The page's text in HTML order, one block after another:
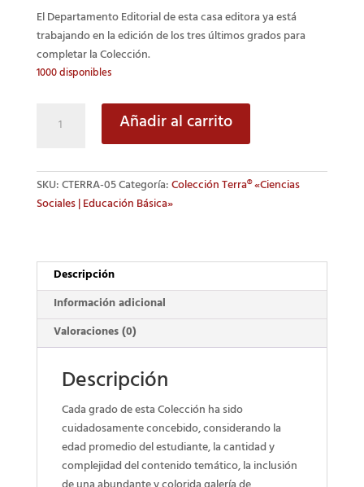
El Departamento Editorial de esta casa editora ya está
trabajando en la edición de los tres últimos grados para
completar la Colección.
1000 disponibles
Sociales
cantidad
Añadir al carrito
SKU:CTERRA-05Categoría:Colección Terra® «Ciencias
Sociales | Educación Básica»
Descripción
Información adicional
Valoraciones (0)
Descripción
Cada grado de esta Colección ha sido
cuidadosamente concebido, considerando la
edad promedio del estudiante, la cantidad y
complejidad del contenido temático, la inclusión